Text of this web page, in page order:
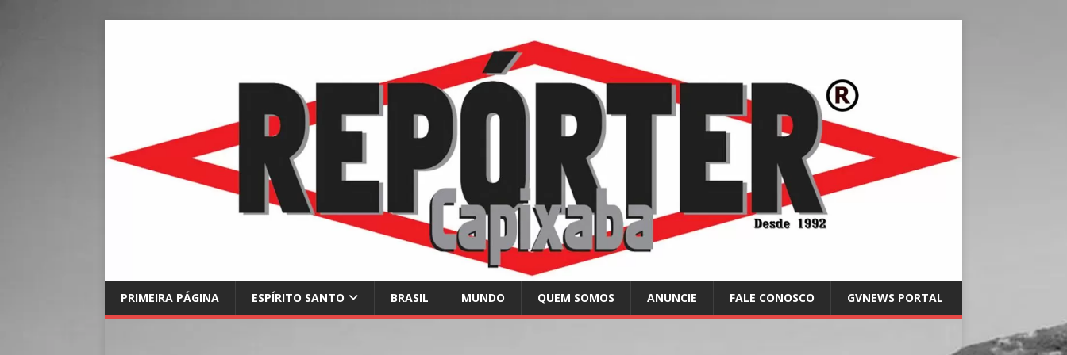
PRIMEIRA PÁGINA ESPÍRITO SANTO BRASIL MUNDO QUEM SOMOS ANUNCIE FALE CONOSCO GVNEWS PORTAL